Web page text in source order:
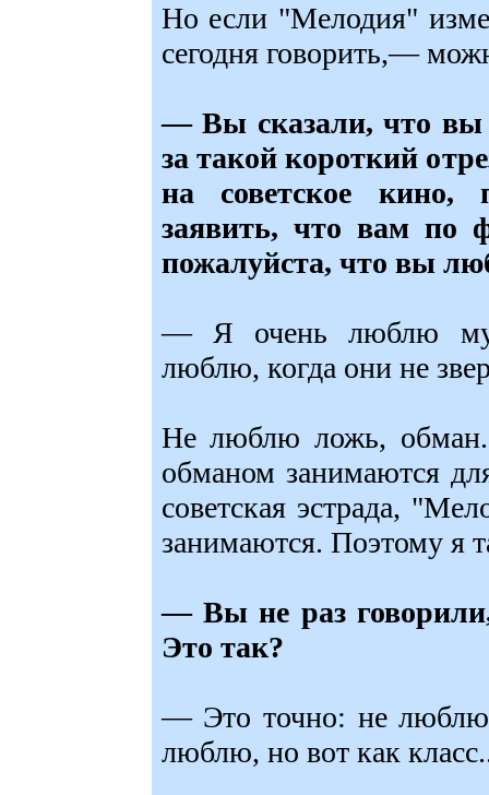
Но если "Мелодия"
сегодня говорить,—
— Вы сказали, что вы
за такой короткий
на советское кино,
заявить, что вам по
пожалуйста, что вы
— Я очень люблю
люблю, когда они не
Не люблю ложь,
обманом занимаются
советская эстрада,
занимаются. Поэтому я
— Вы не раз
Это так?
— Это точно: не
люблю, но вот как